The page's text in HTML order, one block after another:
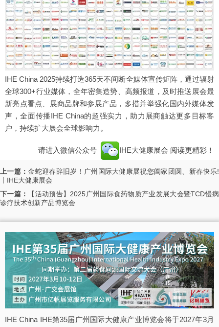
IHE China 2025持续打造365天不间断全媒体宣传矩阵，通过辐射
全球300+行业媒体，全年密集造势、高频报道，及时推送展会最
新亮点看点、展商品牌和参展产品，多措并举强化国内外媒体发
声，全面传播IHE China的超强实力，助力展商触达更多目标客
户，持续扩大展会全球影响力。
请进入微信公众号 IHE大健康展会 阅读更精彩！
上一篇：金蛇迎春辞旧岁！广州国际大健康展祝您阖家团圆、新春快乐!
丨IHE大健康展会
下一篇：
【活动预告】2025广州国际食药物质产业发展大会暨TCD慢病
诊疗技术创新产品博览会
IHE China IHE第35届广州国际大健康产业博览会将于2027年3月